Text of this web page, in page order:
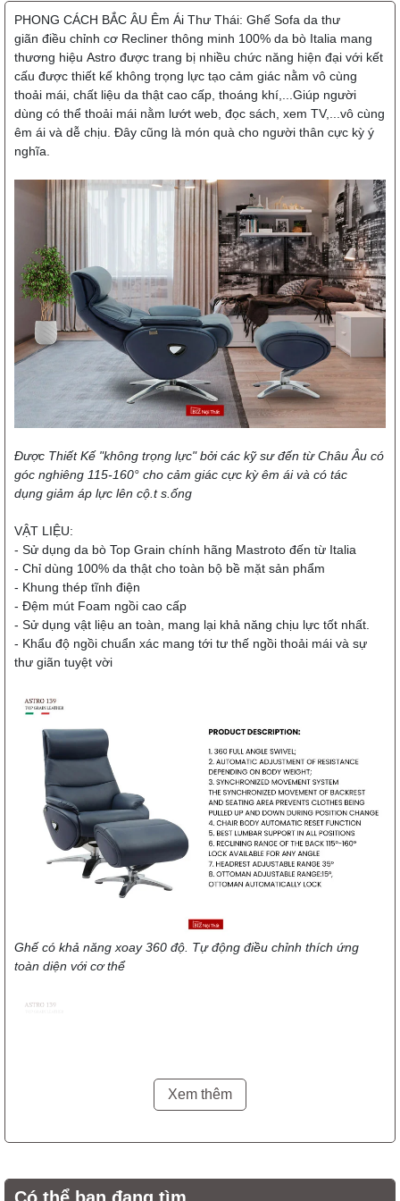
PHONG CÁCH BẮC ÂU Êm Ái Thư Thái: Ghế Sofa da thư
giãn điều chỉnh cơ Recliner thông minh 100% da bò Italia mang
thương hiệu Astro được trang bị nhiều chức năng hiện đại với kết
cấu được thiết kế không trọng lực tạo cảm giác nằm vô cùng
thoải mái, chất liệu da thật cao cấp, thoáng khí,...Giúp người
dùng có thể thoải mái nằm lướt web, đọc sách, xem TV,...vô cùng
êm ái và dễ chịu. Đây cũng là món quà cho người thân cực kỳ ý
nghĩa.
Được Thiết Kế "không trọng lực" bởi các kỹ sư đến từ Châu Âu có
góc nghiêng 115-160° cho cảm giác cực kỳ êm ái và có tác
dụng giảm áp lực lên cộ.t s.ống
VẬT LIỆU:
- Sử dụng da bò Top Grain chính hãng Mastroto đến từ Italia
- Chỉ dùng 100% da thật cho toàn bộ bề mặt sản phẩm
- Khung thép tĩnh điện
- Đệm mút Foam ngồi cao cấp
- Sử dụng vật liệu an toàn, mang lại khả năng chịu lực tốt nhất.
- Khẩu độ ngồi chuẩn xác mang tới tư thế ngồi thoải mái và sự
thư giãn tuyệt vời
Ghế có khả năng xoay 360 độ. Tự động điều chỉnh thích ứng
toàn diện với cơ thể
Xem thêm